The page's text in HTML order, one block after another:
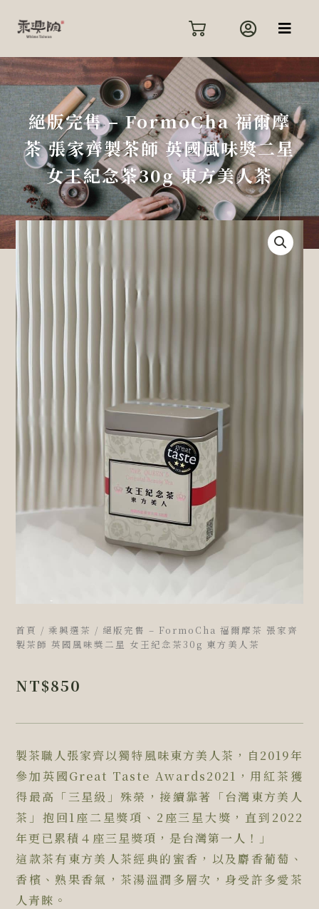
要
內
容
絕版完售 – FormoCha 福爾摩
茶 張家齊製茶師 英國風味獎二星
女王紀念茶30g 東方美人茶
首頁 /乘興選茶 / 絕版完售 – FormoCha 福爾摩茶 張家齊
製茶師 英國風味獎二星 女王紀念茶30g 東方美人茶
NT$850
製茶職人張家齊以獨特風味東方美人茶，自2019年
參加英國Great Taste Awards2021，用紅茶獲
得最高「三星級」殊榮，接續靠著「台灣東方美人
茶」抱回1座二星獎項、2座三星大獎，直到2022
年更已累積４座三星獎項，是台灣第一人！」
這款茶有東方美人茶經典的蜜香，以及麝香葡萄、
香檳、熟果香氣，茶湯溫潤多層次，身受許多愛茶
人青睞。